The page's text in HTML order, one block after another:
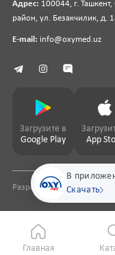
В
Скачать
Адрес: 100044, г.
район, ул. Безакчилик, д.
E-mail: info@oxymed.uz
Загрузите в
Google Play
App
Разработка сайтаpharmit.uz
Главная